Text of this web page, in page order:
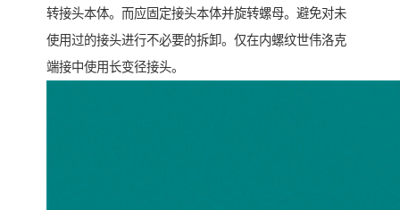
转接头本体。而应固定接头本体并旋转螺母。避免对未
使用过的接头进行不必要的拆卸。仅在内螺纹世伟洛克
端接中使用长变径接头。